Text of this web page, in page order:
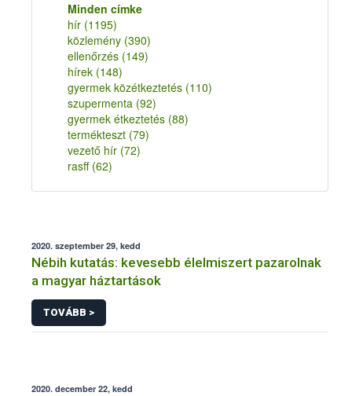
Minden címke
hír (1195)
közlemény (390)
ellenőrzés (149)
hírek (148)
gyermek közétkeztetés (110)
szupermenta (92)
gyermek étkeztetés (88)
termékteszt (79)
vezető hír (72)
rasff (62)
2020. szeptember 29, kedd
Nébih kutatás: kevesebb élelmiszert pazarolnak
a magyar háztartások
TOVÁBB >
2020. december 22, kedd